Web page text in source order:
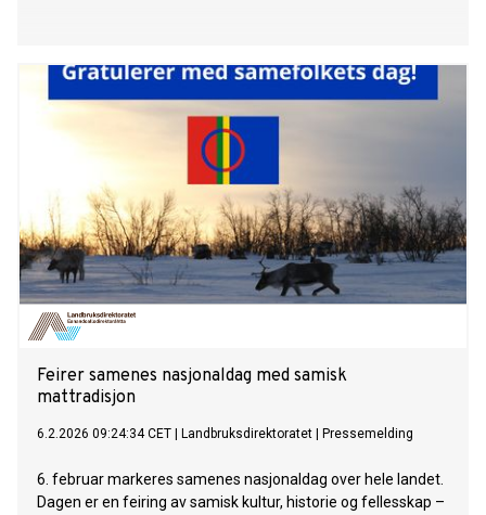
Feirer samenes nasjonaldag med samisk
mattradisjon
6.2.2026 09:24:34 CET Landbruksdirektoratet Pressemelding
6. februar markeres samenes nasjonaldag over hele landet.
Dagen er en feiring av samisk kultur, historie og fellesskap –